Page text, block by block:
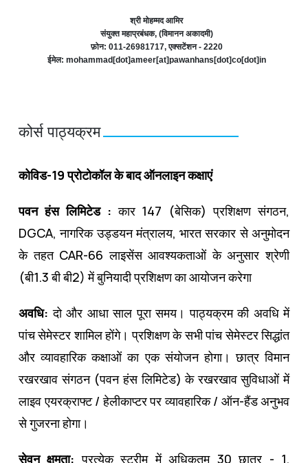
श्री मोहम्मद आमिर
संयुक्त महाप्रबंधक, (विमानन अकादमी)
फ़ोन: 011-26981717, एक्सटेंशन - 2220
ईमेल: mohammad[dot]ameer[at]pawanhans[dot]co[dot]in
कोर्स पाठ्यक्रम
कोविड-19 प्रोटोकॉल के बाद ऑनलाइन कक्षाएं
पवन हंस लिमिटेड :कार 147 (बेसिक) प्रशिक्षण संगठन,
DGCA, नागरिक उड्डयन मंत्रालय, भारत सरकार से अनुमोदन
के तहत CAR-66 लाइसेंस आवश्यकताओं के अनुसार श्रेणी
(बी1.3 बी बी2) में बुनियादी प्रशिक्षण का आयोजन करेगा
अवधि:दो और आधा साल पूरा समय। पाठ्यक्रम की अवधि में
पांच सेमेस्टर शामिल होंगे। प्रशिक्षण के सभी पांच सेमेस्टर सिद्धांत
और व्यावहारिक कक्षाओं का एक संयोजन होगा। छात्र विमान
रखरखाव संगठन (पवन हंस लिमिटेड) के रखरखाव सुविधाओं में
लाइव एयरक्राफ्ट / हेलीकाप्टर पर व्यावहारिक / ऑन-हैंड अनुभव
से गुजरना होगा।
सेवन क्षमता:प्रत्येक स्ट्रीम में अधिकतम 30 छात्र - 1.